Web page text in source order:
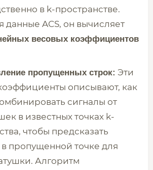
в k-пространстве.
данные ACS, он вычисляет
весовых коэффициентов
пропущенных строк: Эти
описывают, как
сигналы от
в известных точках k-
чтобы предсказать
пропущенной точке для
Алгоритм